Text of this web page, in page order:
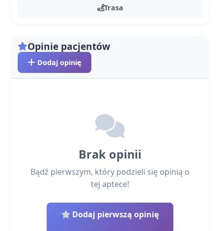
Trasa
Opinie pacjentów
Dodaj opinię
Brak opinii
Bądź pierwszym, który podzieli się opinią o
tej aptece!
Dodaj pierwszą opinię